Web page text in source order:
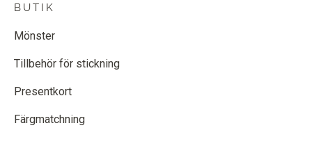
BUTIK
Mönster
Tillbehör för stickning
Presentkort
Färgmatchning